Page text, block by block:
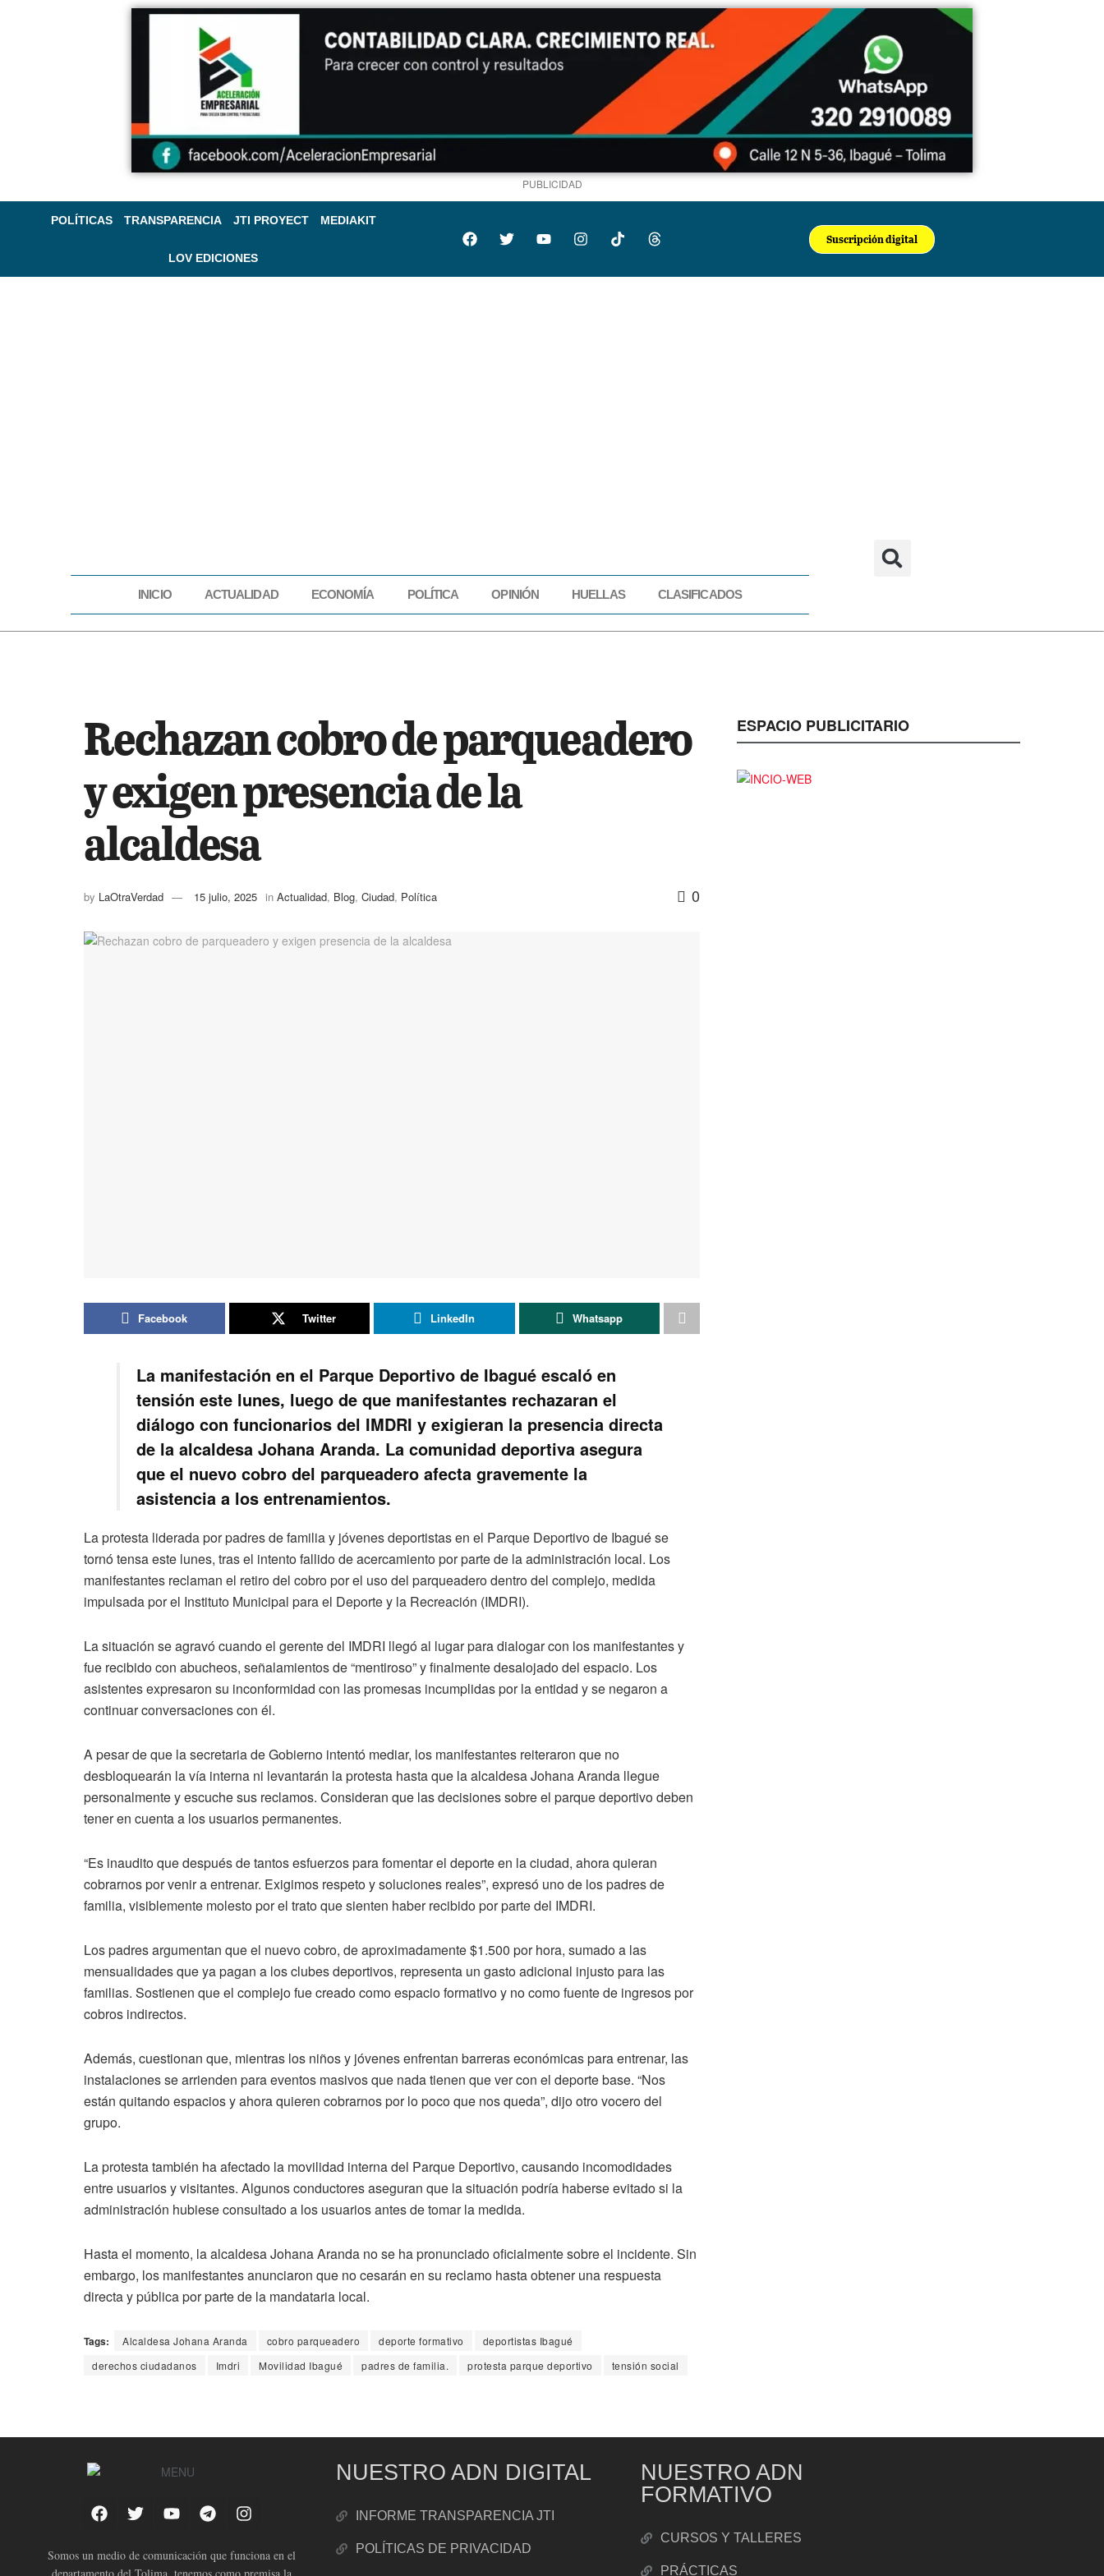
PUBLICIDAD
POLÍTICAS TRANSPARENCIA JTI PROYECT MEDIAKIT
LOV EDICIONES
Suscripción digital
INICIO ACTUALIDAD ECONOMÍA POLÍTICA OPINIÓN HUELLAS CLASIFICADOS
Rechazan cobro de parqueadero
y exigen presencia de la
alcaldesa
by LaOtraVerdad 15 julio, 2025 in Actualidad, Blog, Ciudad, Política 0
Facebook Twitter LinkedIn Whatsapp
La manifestación en el Parque Deportivo de Ibagué escaló en
tensión este lunes, luego de que manifestantes rechazaran el
diálogo con funcionarios del IMDRI y exigieran la presencia directa
de la alcaldesa Johana Aranda. La comunidad deportiva asegura
que el nuevo cobro del parqueadero afecta gravemente la
asistencia a los entrenamientos.
La protesta liderada por padres de familia y jóvenes deportistas en el Parque Deportivo de Ibagué se
tornó tensa este lunes, tras el intento fallido de acercamiento por parte de la administración local. Los
manifestantes reclaman el retiro del cobro por el uso del parqueadero dentro del complejo, medida
impulsada por el Instituto Municipal para el Deporte y la Recreación (IMDRI).
La situación se agravó cuando el gerente del IMDRI llegó al lugar para dialogar con los manifestantes y
fue recibido con abucheos, señalamientos de “mentiroso” y finalmente desalojado del espacio. Los
asistentes expresaron su inconformidad con las promesas incumplidas por la entidad y se negaron a
continuar conversaciones con él.
A pesar de que la secretaria de Gobierno intentó mediar, los manifestantes reiteraron que no
desbloquearán la vía interna ni levantarán la protesta hasta que la alcaldesa Johana Aranda llegue
personalmente y escuche sus reclamos. Consideran que las decisiones sobre el parque deportivo deben
tener en cuenta a los usuarios permanentes.
“Es inaudito que después de tantos esfuerzos para fomentar el deporte en la ciudad, ahora quieran
cobrarnos por venir a entrenar. Exigimos respeto y soluciones reales”, expresó uno de los padres de
familia, visiblemente molesto por el trato que sienten haber recibido por parte del IMDRI.
Los padres argumentan que el nuevo cobro, de aproximadamente $1.500 por hora, sumado a las
mensualidades que ya pagan a los clubes deportivos, representa un gasto adicional injusto para las
familias. Sostienen que el complejo fue creado como espacio formativo y no como fuente de ingresos por
cobros indirectos.
Además, cuestionan que, mientras los niños y jóvenes enfrentan barreras económicas para entrenar, las
instalaciones se arrienden para eventos masivos que nada tienen que ver con el deporte base. “Nos
están quitando espacios y ahora quieren cobrarnos por lo poco que nos queda”, dijo otro vocero del
grupo.
La protesta también ha afectado la movilidad interna del Parque Deportivo, causando incomodidades
entre usuarios y visitantes. Algunos conductores aseguran que la situación podría haberse evitado si la
administración hubiese consultado a los usuarios antes de tomar la medida.
Hasta el momento, la alcaldesa Johana Aranda no se ha pronunciado oficialmente sobre el incidente. Sin
embargo, los manifestantes anunciaron que no cesarán en su reclamo hasta obtener una respuesta
directa y pública por parte de la mandataria local.
Tags: Alcaldesa Johana Aranda cobro parqueadero deporte formativo
deportistas Ibagué
derechos ciudadanos
Imdri Movilidad Ibagué padres de familia. protesta parque deportivo tensión social
ESPACIO PUBLICITARIO
Somos un medio de comunicación que funciona en el
NUESTRO ADN DIGITAL
INFORME TRANSPARENCIA JTI
POLÍTICAS DE PRIVACIDAD
NUESTRO ADN
FORMATIVO
CURSOS Y TALLERES
PRÁCTICAS